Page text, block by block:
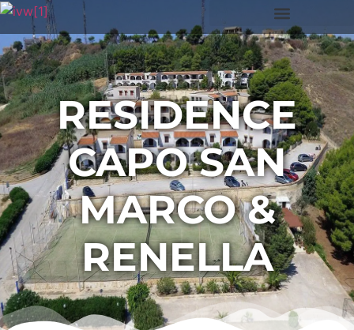
RESIDENCE
CAPO SAN
MARCO &
RENELLA